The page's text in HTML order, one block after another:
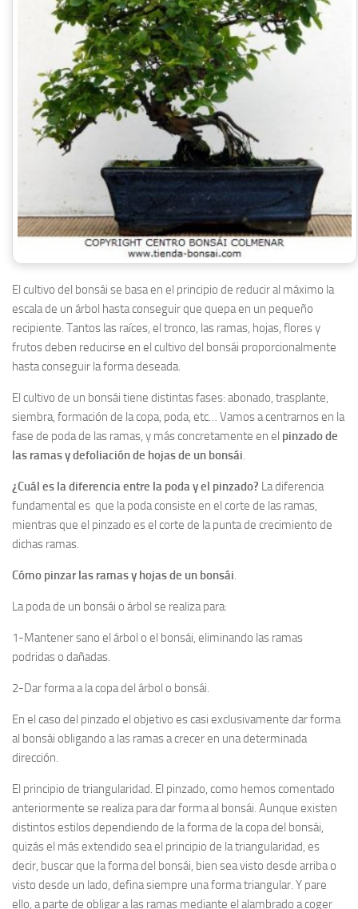
El cultivo del bonsái se basa en el principio de reducir al máximo la
escala de un árbol hasta conseguir que quepa en un pequeño
recipiente. Tantos las raíces, el tronco, las ramas, hojas, flores y
frutos deben reducirse en el cultivo del bonsái proporcionalmente
hasta conseguir la forma deseada.
El cultivo de un bonsái tiene distintas fases: abonado, trasplante,
siembra, formación de la copa, poda, etc… Vamos a centrarnos en la
fase de poda de las ramas, y más concretamente en el pinzado de
las ramas y defoliación de hojas de un bonsái.
¿Cuál es la diferencia entre la poda y el pinzado? La diferencia
fundamental es que la poda consiste en el corte de las ramas,
mientras que el pinzado es el corte de la punta de crecimiento de
dichas ramas.
Cómo pinzar las ramas y hojas de un bonsái.
La poda de un bonsái o árbol se realiza para:
1-Mantener sano el árbol o el bonsái, eliminando las ramas
podridas o dañadas.
2-Dar forma a la copa del árbol o bonsái.
En el caso del pinzado el objetivo es casi exclusivamente dar forma
al bonsái obligando a las ramas a crecer en una determinada
dirección.
El principio de triangularidad. El pinzado, como hemos comentado
anteriormente se realiza para dar forma al bonsái. Aunque existen
distintos estilos dependiendo de la forma de la copa del bonsái,
quizás el más extendido sea el principio de la triangularidad, es
decir, buscar que la forma del bonsái, bien sea visto desde arriba o
visto desde un lado, defina siempre una forma triangular. Y pare
ello, a parte de obligar a las ramas mediante el alambrado a coger